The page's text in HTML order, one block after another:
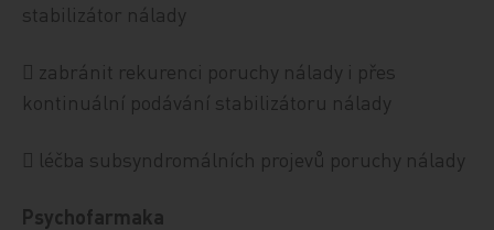
stabilizátor nálady
 zabránit rekurenci poruchy nálady i přes
kontinuální podávání stabilizátoru nálady
 léčba subsyndromálních projevů poruchy nálady
Psychofarmaka